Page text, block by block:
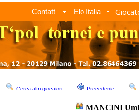
Contatti Elo Italia
Cerca altri giocatori Precedente
MANCINI